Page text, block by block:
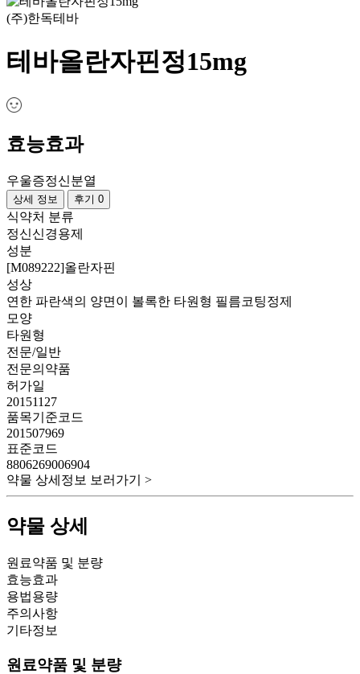
(주)한독테바
테바올란자핀정15mg
효능효과
우울증정신분열
상세 정보 후기 0
식약처 분류
정신신경용제
성분
[M089222]올란자핀
성상
연한 파란색의 양면이 볼록한 타원형 필름코팅정제
모양
타원형
전문/일반
전문의약품
허가일
20151127
품목기준코드
201507969
표준코드
8806269006904
약물 상세정보 보러가기 >
약물 상세
원료약품 및 분량
효능효과
용법용량
주의사항
기타정보
원료약품 및 분량